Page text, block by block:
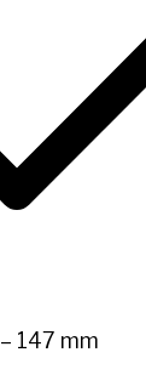
– 147 mm